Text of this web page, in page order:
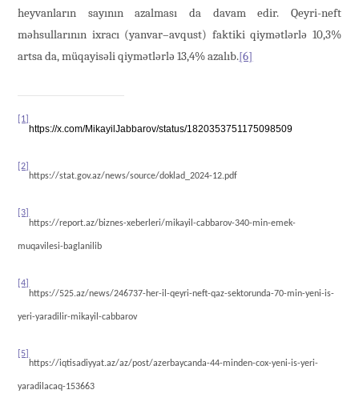
heyvanların sayının azalması da davam edir. Qeyri-neft
məhsullarının ixracı (yanvar–avqust) faktiki qiymətlərlə 10,3%
artsa da, müqayisəli qiymətlərlə 13,4% azalıb.[6]
[1]
https://x.com/MikayilJabbarov/status/1820353751175098509
[2]
https://stat.gov.az/news/source/doklad_2024-12.pdf
[3]
https://report.az/biznes-xeberleri/mikayil-cabbarov-340-min-emek-
muqavilesi-baglanilib
[4]
https://525.az/news/246737-her-il-qeyri-neft-qaz-sektorunda-70-min-yeni-is-
yeri-yaradilir-mikayil-cabbarov
[5]
https://iqtisadiyyat.az/az/post/azerbaycanda-44-minden-cox-yeni-is-yeri-
yaradilacaq-153663